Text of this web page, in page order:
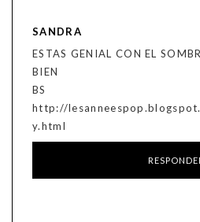
SANDRA
ESTAS GENIAL CON EL
BIEN
BS
http://
y.html